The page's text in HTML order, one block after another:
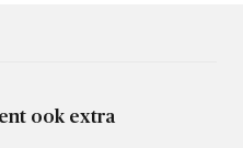
ook extra